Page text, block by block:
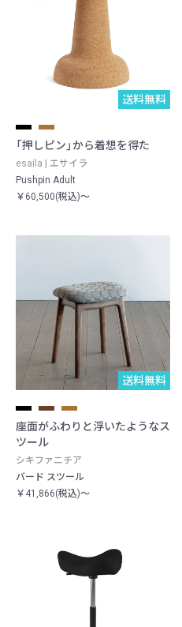
送料無料
「押しピン」から着想を得た
esaila | エサイラ
Pushpin Adult
￥60,500(税込)～
送料無料
座面がふわりと浮いたようなス
ツール
シキファニチア
バード スツール
￥41,866(税込)～